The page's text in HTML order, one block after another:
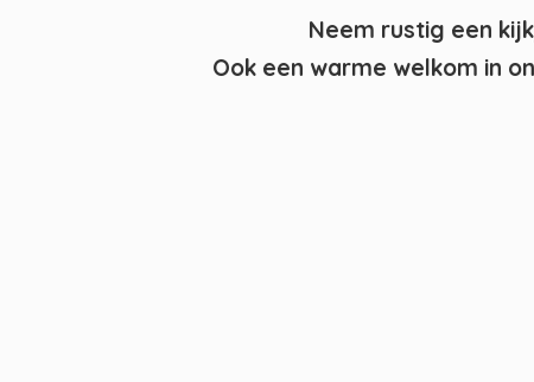
Neem rustig een
Ook een warme welkom in